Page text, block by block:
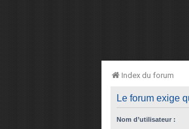
Index du forum
Le forum exige
Nom d’utilisateur :